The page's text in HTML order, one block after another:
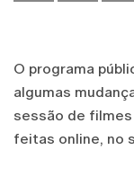
O programa
algumas
sessão de filmes
feitas online, no